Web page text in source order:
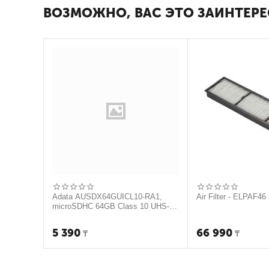
ВОЗМОЖНО, ВАС ЭТО
Adata AUSDX64GUICL10-RA1,
microSDHC 64GB Class 10 UHS-I
5 390 ₸
Air Filter - ELPAF46
66 990 ₸